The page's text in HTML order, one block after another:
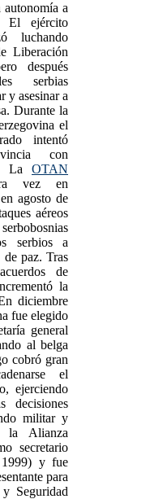
a
El ejército
luchando
Liberación
después
serbias
y asesinar a
Durante la
el
intentó
con
La OTAN
vez en
agosto de
aéreos
serbios a
de paz. Tras
de
la
diciembre
fue elegido
general
al belga
cobró gran
el
ejerciendo
decisiones
militar y
la Alianza
secretario
1999) y fue
para
Seguridad